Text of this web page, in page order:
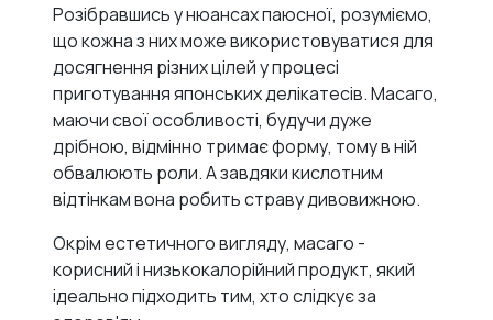
Розібравшись у нюансах паюсної, розуміємо,
що кожна з них може використовуватися для
досягнення різних цілей у процесі
приготування японських делікатесів. Масаго,
маючи свої особливості, будучи дуже
дрібною, відмінно тримає форму, тому в ній
обвалюють роли. А завдяки кислотним
відтінкам вона робить страву дивовижною.
Окрім естетичного вигляду, масаго -
корисний і низькокалорійний продукт, який
ідеально підходить тим, хто слідкує за